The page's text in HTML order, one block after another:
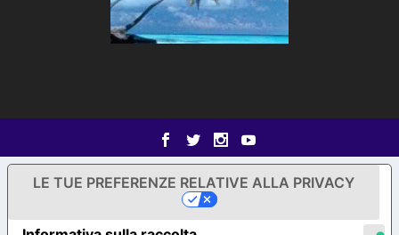
LE TUE PREFERENZE RELATIVE ALLA PRIVACY